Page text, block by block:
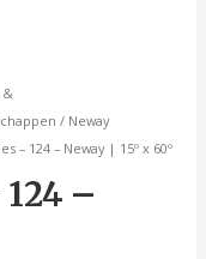
&
/ Neway
– 124 – Neway | 15º x 60º
–